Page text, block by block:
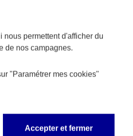
permettent d'afficher du
de nos campagnes.
"Paramétrer mes cookies"
Accepter et fermer